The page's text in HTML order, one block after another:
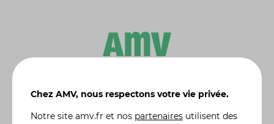
en ligne des solutions d'assurances dédiées aux
particuliers :
assurance auto , assurance habitation,
Chez AMV, nous respectons votre vie privée.
Notre site amv.fr et nos partenaires utilisent des